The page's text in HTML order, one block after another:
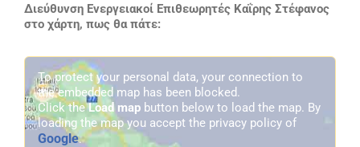
Διεύθυνση Ενεργειακοί Επιθεωρητές Καΐρης Στέφανος
στο χάρτη, πως θα πάτε:
To protect your personal data, your connection to
the embedded map has been blocked.
Click theLoad map button below to load the map. By
loading the map you accept the privacy policy of
Google.